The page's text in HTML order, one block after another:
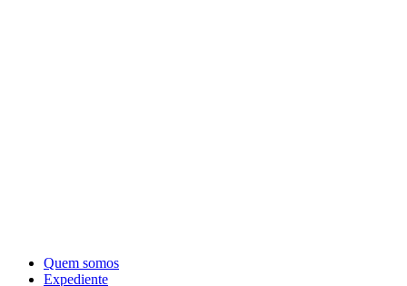
Quem somos
Expediente